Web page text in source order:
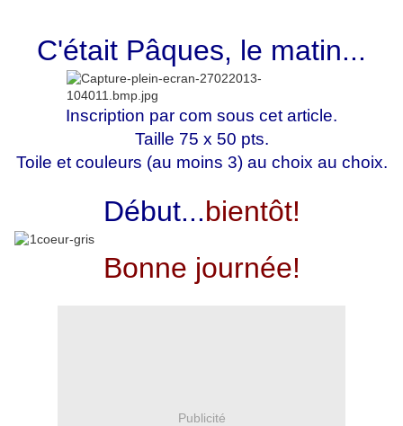
C'était Pâques, le matin...
Inscription par com sous cet article.
Taille 75 x 50 pts.
Toile et couleurs (au moins 3) au choix au choix.
Début...bientôt!
Bonne journée!
Publicité